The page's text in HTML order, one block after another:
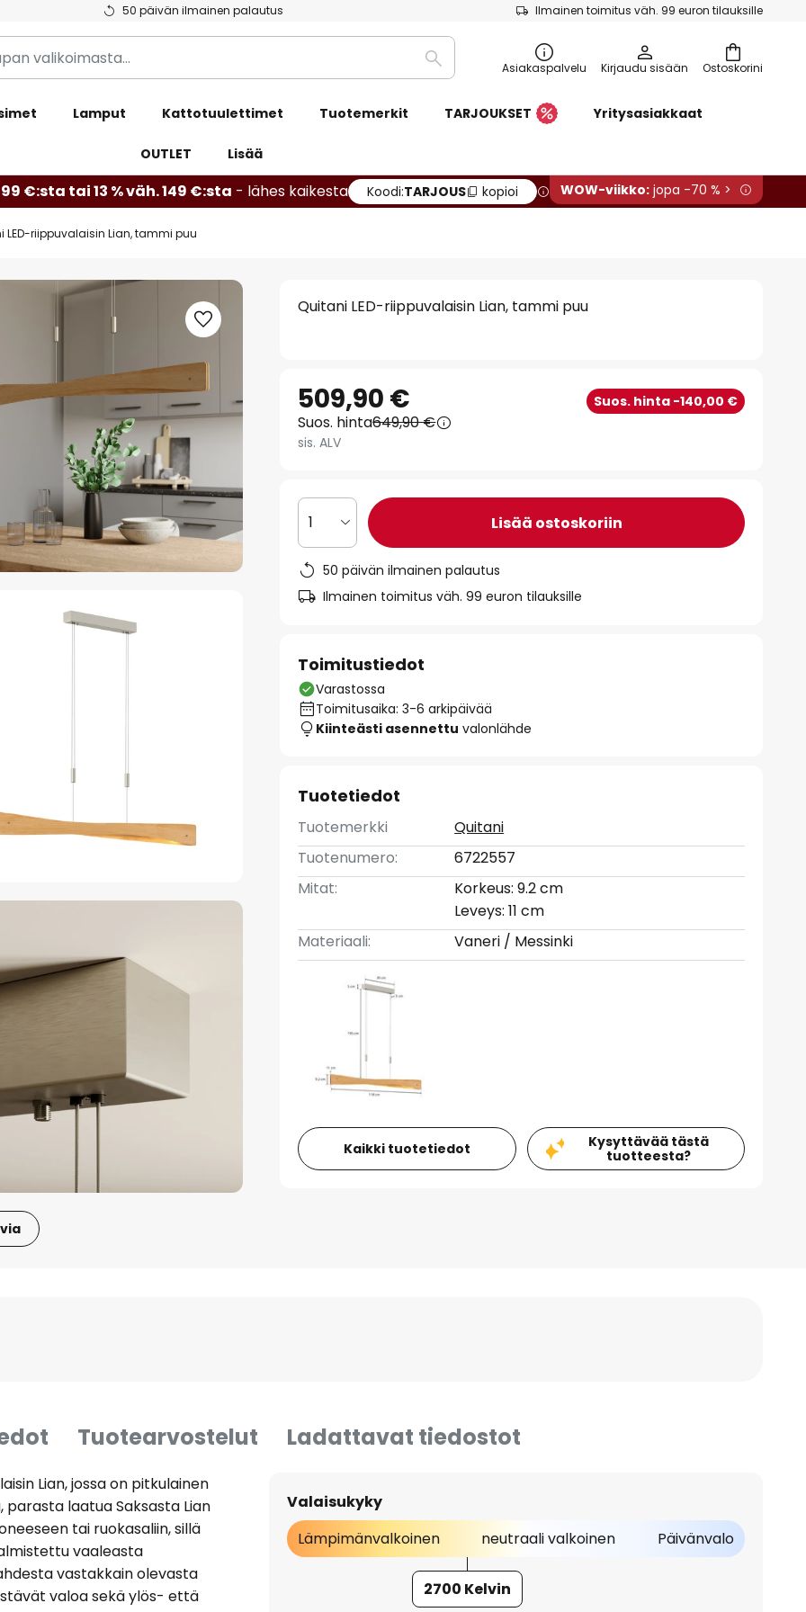
50 päivän ilmainen palautus Ilmainen toimitus väh. 99 euron tilauksille
Ostoskorini
Etsi Asiakaspalvelu Kirjaudu sisään
Lamput Kattotuulettimet Tuotemerkit TARJOUKSET Yritysasiakkaat
OUTLET Lisää
€:sta tai 13 % väh. 149 €:sta - lähes kaikesta Koodi:TARJOUS kopioi WOW-viikko: jopa -70 % >
LED-riippuvalaisin Lian, tammi puu
Quitani LED-riippuvalaisin Lian, tammi puu
509,90 € Suos. hinta -140,00 €
Suos. hinta649,90 €
sis. ALV
1 Lisää ostoskoriin
50 päivän ilmainen palautus
Ilmainen toimitus väh. 99 euron tilauksille
Toimitustiedot
Varastossa
Toimitusaika: 3-6 arkipäivää
Kiinteästi asennettu valonlähde
Tuotetiedot
Tuotemerkki
Quitani
Tuotenumero:
6722557
Mitat:
Korkeus: 9.2 cm
Leveys: 11 cm
Materiaali:
Vaneri / Messinki
Kaikki tuotetiedot
Kysyttävää tästä
tuotteesta?
Tuotearvostelut Ladattavat tiedostot
Lian, jossa on pitkulainen
laatua Saksasta Lian
tai ruokasaliin, sillä
vaaleasta
vastakkain olevasta
valoa sekä ylös- että
Valaisukyky
Lämpimänvalkoinen
neutraali valkoinen Päivänvalo
2700 Kelvin